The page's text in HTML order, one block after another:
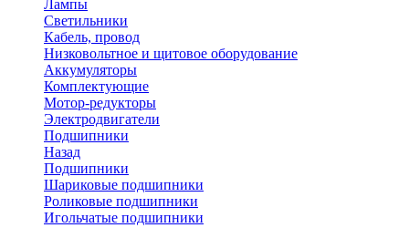
Лампы
Светильники
Кабель, провод
Низковольтное и щитовое оборудование
Аккумуляторы
Комплектующие
Мотор-редукторы
Электродвигатели
Подшипники
Назад
Подшипники
Шариковые подшипники
Роликовые подшипники
Игольчатые подшипники